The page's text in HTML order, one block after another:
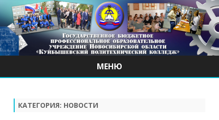
МЕНЮ
КАТЕГОРИЯ: НОВОСТИ